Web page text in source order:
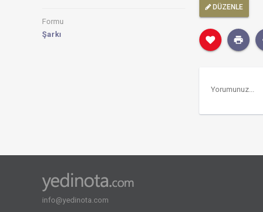
Formu
Şarkı
DÜZENLE
info@yedinota.com